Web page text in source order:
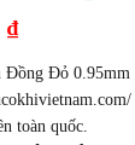
₫
Đồng Đỏ 0.95mm
toàn quốc.